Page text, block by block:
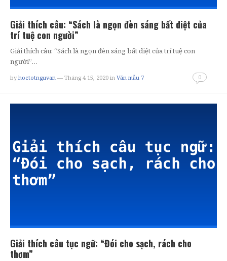
Giải thích câu: “Sách là ngọn đèn sáng bất diệt của
trí tuệ con người”
Giải thích câu: “Sách là ngọn đèn sáng bất diệt của trí tuệ con
người”…
by hoctotnguvan — Tháng 4 15, 2020 in Văn mẫu 7 0
Giải thích câu tục ngữ: “Đói cho sạch, rách cho
thơm”